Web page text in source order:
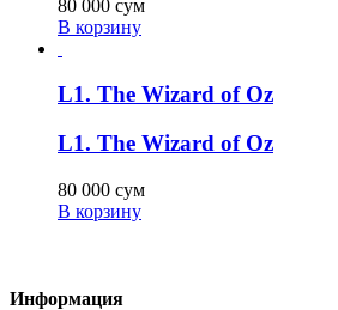
80 000 сум
В корзину
L1. The Wizard of Oz
L1. The Wizard of Oz
80 000 сум
В корзину
Информация